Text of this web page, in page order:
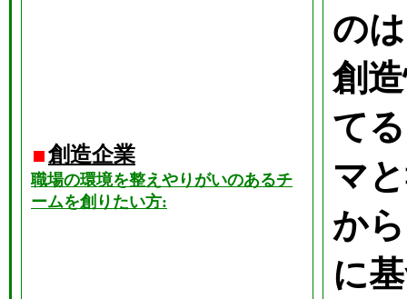
創造企業
職場の環境を整えやりがいのあるチ
ームを創りたい方:
の
創
て
マ
か
に